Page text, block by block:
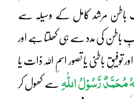
باطن مرشد کامل کے وسیلہ سے
باطن کی مدد سے ہی کھلتا ہے اور
باطنی یا تصور اسمِ اللہ ذات یا
مُحَمَّدٌ رَّسُوْلُ اللّٰہِ سے کھول کر